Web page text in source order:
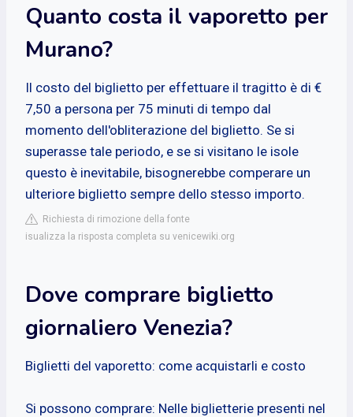
Quanto costa il vaporetto per
Murano?
Il costo del biglietto per effettuare il tragitto è di €
7,50 a persona per 75 minuti di tempo dal
momento dell'obliterazione del biglietto. Se si
superasse tale periodo, e se si visitano le isole
questo è inevitabile, bisognerebbe comperare un
ulteriore biglietto sempre dello stesso importo.
Richiesta di rimozione della fonte
isualizza la risposta completa su venicewiki.org
Dove comprare biglietto
giornaliero Venezia?
Biglietti del vaporetto: come acquistarli e costo
Si possono comprare: Nelle biglietterie presenti nel